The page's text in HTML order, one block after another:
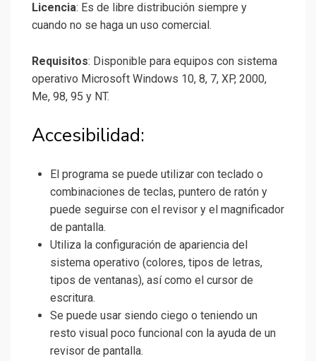
Licencia: Es de libre distribución siempre y
cuando no se haga un uso comercial.
Requisitos: Disponible para equipos con sistema
operativo Microsoft Windows 10, 8, 7, XP, 2000,
Me, 98, 95 y NT.
Accesibilidad:
El programa se puede utilizar con teclado o
combinaciones de teclas, puntero de ratón y
puede seguirse con el revisor y el magnificador
de pantalla.
Utiliza la configuración de apariencia del
sistema operativo (colores, tipos de letras,
tipos de ventanas), así como el cursor de
escritura.
Se puede usar siendo ciego o teniendo un
resto visual poco funcional con la ayuda de un
revisor de pantalla.